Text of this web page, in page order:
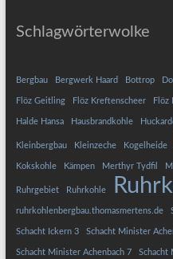
Schlagwörterwolke
Bergbau Bergwerk Haard Bottrop
Flöz Geitling Flöz Kreftenscheer Flöz
Halde Hansa Hausbrandkohle
Kleinbergbau Kleinzeche Kogelheide
Kokskohle Kämpen Merthyr Tydfil
Ruhrgebiet Ruhrkohle
ruhrkohlenbergbau.thomasmertens.de
Schacht Ickern 3 Schacht Minister
Schacht Minister Achenbach 7 Schacht